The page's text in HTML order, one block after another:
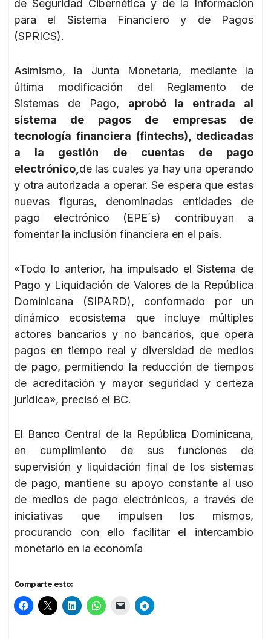
de Seguridad Cibernética y de la Información
para el Sistema Financiero y de Pagos
(SPRICS).
Asimismo, la Junta Monetaria, mediante la
última modificación del Reglamento de
Sistemas de Pago, aprobó la entrada al
sistema de pagos de empresas de
tecnología financiera (fintechs), dedicadas
a la gestión de cuentas de pago
electrónico, de las cuales ya hay una operando
y otra autorizada a operar. Se espera que estas
nuevas figuras, denominadas entidades de
pago electrónico (EPE´s) contribuyan a
fomentar la inclusión financiera en el país.
«Todo lo anterior, ha impulsado el Sistema de
Pago y Liquidación de Valores de la República
Dominicana (SIPARD), conformado por un
dinámico ecosistema que incluye múltiples
actores bancarios y no bancarios, que opera
pagos en tiempo real y diversidad de medios
de pago, permitiendo la reducción de tiempos
de acreditación y mayor seguridad y certeza
jurídica», precisó el BC.
El Banco Central de la República Dominicana,
en cumplimiento de sus funciones de
supervisión y liquidación final de los sistemas
de pago, mantiene su apoyo constante al uso
de medios de pago electrónicos, a través de
iniciativas que impulsen los mismos,
procurando con ello facilitar el intercambio
monetario en la economía
Comparte esto: